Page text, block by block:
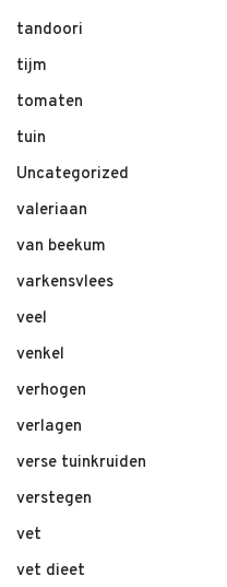
tandoori
tijm
tomaten
tuin
Uncategorized
valeriaan
van beekum
varkensvlees
veel
venkel
verhogen
verlagen
verse tuinkruiden
verstegen
vet
vet dieet